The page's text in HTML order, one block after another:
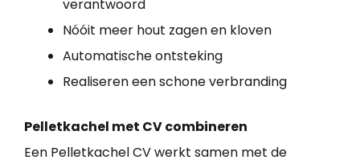
verantwoord
Nóóit meer hout zagen en kloven
Automatische ontsteking
Realiseren een schone verbranding
Pelletkachel met CV combineren
Een Pelletkachel CV werkt samen met de